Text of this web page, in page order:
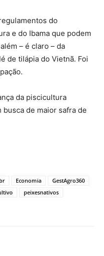
do
e do Ibama que podem
– é claro – da
de tilápia do Vietnã. Foi
da piscicultura
de maior safra de
Economia
GestAgro360
peixesnativos